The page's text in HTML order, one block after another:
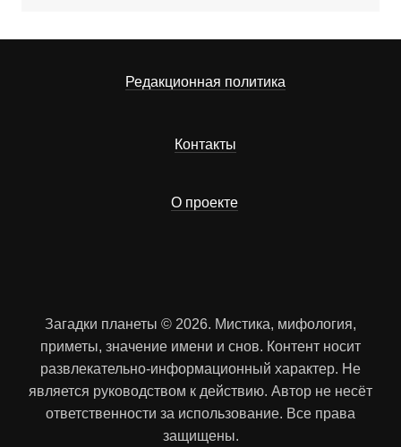
Редакционная политика
Контакты
О проекте
Загадки планеты © 2026. Мистика, мифология,
приметы, значение имени и снов. Контент носит
развлекательно-информационный характер. Не
является руководством к действию. Автор не несёт
ответственности за использование. Все права
защищены.